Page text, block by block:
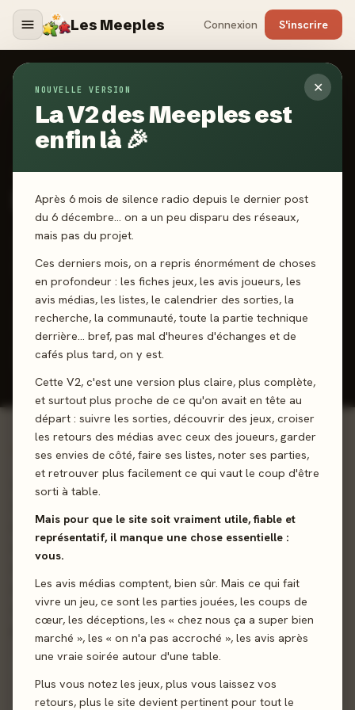
Les Meeples Connexion S'inscrire
✕
NOUVELLE VERSION
La V2 des Meeples est
enfin là 🎉
Après 6 mois de silence radio depuis le dernier post
du 6 décembre… on a un peu disparu des réseaux,
mais pas du projet.
Ces derniers mois, on a repris énormément de choses
en profondeur : les fiches jeux, les avis joueurs, les
avis médias, les listes, le calendrier des sorties, la
recherche, la communauté, toute la partie technique
derrière… bref, pas mal d'heures d'échanges et de
cafés plus tard, on y est.
Cette V2, c'est une version plus claire, plus complète,
et surtout plus proche de ce qu'on avait en tête au
départ : suivre les sorties, découvrir des jeux, croiser
les retours des médias avec ceux des joueurs, garder
ses envies de côté, faire ses listes, noter ses parties,
et retrouver plus facilement ce qui vaut le coup d'être
sorti à table.
Mais pour que le site soit vraiment utile, fiable et
représentatif, il manque une chose essentielle :
vous.
Les avis médias comptent, bien sûr. Mais ce qui fait
vivre un jeu, ce sont les parties jouées, les coups de
cœur, les déceptions, les « chez nous ça a super bien
marché », les « on n'a pas accroché », les avis après
une vraie soirée autour d'une table.
Plus vous notez les jeux, plus vous laissez vos
retours, plus le site devient pertinent pour tout le
Jeux/Le Secret de mon Père
2023·RENEGADE GAME STUDIOS
Le Secret de mon Père
2-4 joueurs 14 ans+
Pose d’ouvriers
Gestion de Main
J'ai joué Envie de jouer Wishlist
Donner mon avis
01 - LE JEU
Vous jouez l’un des membres d’une fratrie à la fin du
être un savant fou qui vous a légué son laboratoire rempli
d’inventions inachevées. Envoyez votre personnel sur
déroulement du scénario), continuez les expériences de
votre père et parachevez son œuvre pour accumuler le
plus de points de victoire !